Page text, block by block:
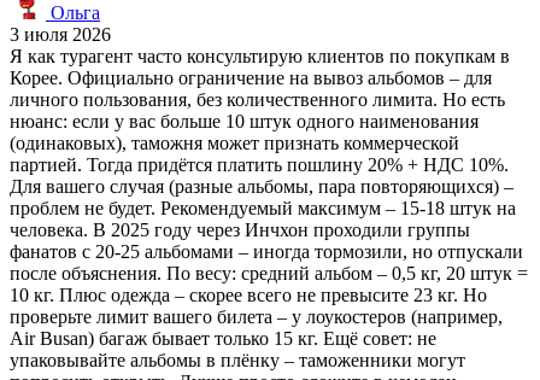
Ольга
3 июля 2026
Я как турагент часто консультирую клиентов по покупкам в
Корее. Официально ограничение на вывоз альбомов – для
личного пользования, без количественного лимита. Но есть
нюанс: если у вас больше 10 штук одного наименования
(одинаковых), таможня может признать коммерческой
партией. Тогда придётся платить пошлину 20% + НДС 10%.
Для вашего случая (разные альбомы, пара повторяющихся) –
проблем не будет. Рекомендуемый максимум – 15-18 штук на
человека. В 2025 году через Инчхон проходили группы
фанатов с 20-25 альбомами – иногда тормозили, но отпускали
после объяснения. По весу: средний альбом – 0,5 кг, 20 штук =
10 кг. Плюс одежда – скорее всего не превысите 23 кг. Но
проверьте лимит вашего билета – у лоукостеров (например,
Air Busan) багаж бывает только 15 кг. Ещё совет: не
упаковывайте альбомы в плёнку – таможенники могут